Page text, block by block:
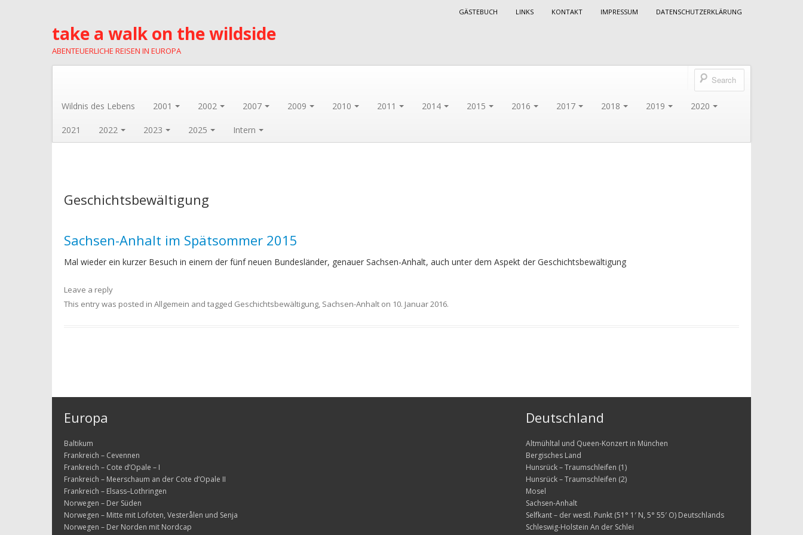
take a walk on the wildside
ABENTEUERLICHE REISEN IN EUROPA
GÄSTEBUCH LINKS KONTAKT IMPRESSUM DATENSCHUTZERKLÄRUNG
Wildnis des Lebens 2001 2002 2007 2009 2010 2011 2014 2015 2016 2017 2018 2019 2020
2021 2022 2023 2025 Intern
Geschichtsbewältigung
Sachsen-Anhalt im Spätsommer 2015
Mal wieder ein kurzer Besuch in einem der fünf neuen Bundesländer, genauer Sachsen-Anhalt, auch unter dem Aspekt der Geschichtsbewältigung
Leave a reply
This entry was posted in Allgemein and tagged Geschichtsbewältigung, Sachsen-Anhalt on 10. Januar 2016.
Europa
Baltikum
Frankreich – Cevennen
Frankreich – Cote d’Opale – I
Frankreich – Meerschaum an der Cote d’Opale II
Frankreich – Elsass–Lothringen
Norwegen – Der Süden
Norwegen – Mitte mit Lofoten, Vesterålen und Senja
Norwegen – Der Norden mit Nordcap
Deutschland
Altmühltal und Queen-Konzert in München
Bergisches Land
Hunsrück – Traumschleifen (1)
Hunsrück – Traumschleifen (2)
Mosel
Sachsen-Anhalt
Selfkant – der westl. Punkt (51° 1′ N, 5° 55′ O) Deutschlands
Schleswig-Holstein An der Schlei